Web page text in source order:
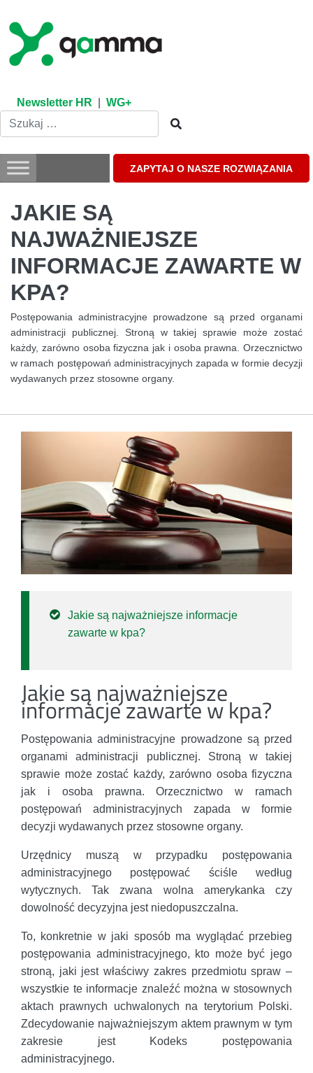
content
Newsletter HR WG+
ZAPYTAJ O NASZE ROZWIĄZANIA
JAKIE SĄ
NAJWAŻNIEJSZE
INFORMACJE ZAWARTE W
KPA?
Postępowania administracyjne prowadzone są przed organami
administracji publicznej. Stroną w takiej sprawie może zostać
każdy, zarówno osoba fizyczna jak i osoba prawna. Orzecznictwo
w ramach postępowań administracyjnych zapada w formie decyzji
wydawanych przez stosowne organy.
Jakie są najważniejsze informacje
zawarte w kpa?
Jakie są najważniejsze
informacje zawarte w kpa?
Postępowania administracyjne prowadzone są przed
organami administracji publicznej. Stroną w takiej
sprawie może zostać każdy, zarówno osoba fizyczna
jak i osoba prawna. Orzecznictwo w ramach
postępowań administracyjnych zapada w formie
decyzji wydawanych przez stosowne organy.
Urzędnicy muszą w przypadku postępowania
administracyjnego postępować ściśle według
wytycznych. Tak zwana wolna amerykanka czy
dowolność decyzyjna jest niedopuszczalna.
To, konkretnie w jaki sposób ma wyglądać przebieg
postępowania administracyjnego, kto może być jego
stroną, jaki jest właściwy zakres przedmiotu spraw –
wszystkie te informacje znaleźć można w stosownych
aktach prawnych uchwalonych na terytorium Polski.
Zdecydowanie najważniejszym aktem prawnym w tym
zakresie jest Kodeks postępowania
administracyjnego.